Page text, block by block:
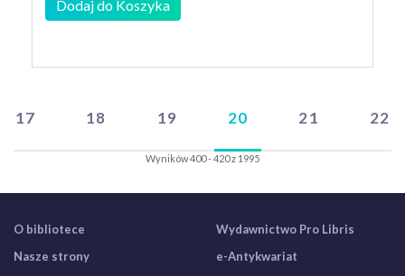
Dodaj do Koszyka
17 18 19 20 21 22
Wyników 400 - 420 z 1995
O bibliotece
Nasze strony
Wydawnictwo Pro Libris
e-Antykwariat